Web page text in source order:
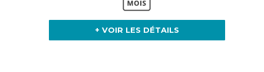
+ VOIR LES DÉTAILS